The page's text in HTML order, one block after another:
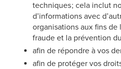
techniques ; cela inclut
d’informations avec
organisations aux fins
fraude et la prévention
afin de répondre à vos
afin de protéger vos